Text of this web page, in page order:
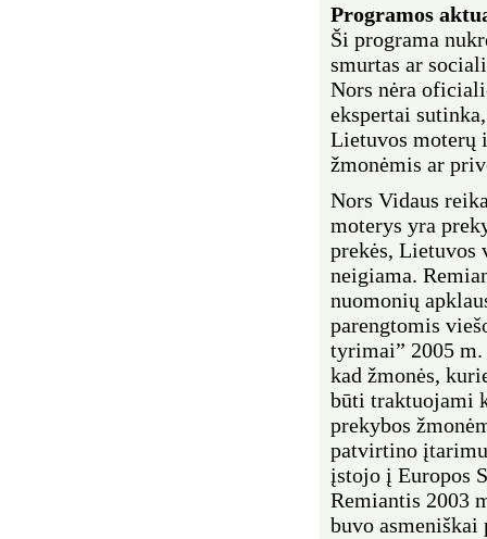
Programos
Ši programa
smurtas ar
Nors nėra
ekspertai
Lietuvos moterų
žmonėmis ar
Nors Vidaus
moterys yra
prekės, Lietuvos
neigiama.
nuomonių
parengtomis
tyrimai” 2005
kad žmonės,
būti traktuojami
prekybos
patvirtino
įstojo į Europos
Remiantis 2003
buvo